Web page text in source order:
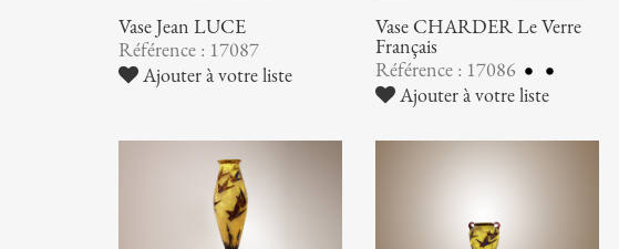
Vase Jean LUCE
Référence : 17087
Ajouter à votre liste
Vase CHARDER Le Verre
Français
Référence : 17086
Ajouter à votre liste